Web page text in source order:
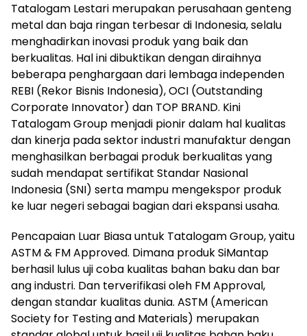
Tatalogam Lestari merupakan perusahaan genteng
metal dan baja ringan terbesar di Indonesia, selalu
menghadirkan inovasi produk yang baik dan
berkualitas. Hal ini dibuktikan dengan diraihnya
beberapa penghargaan dari lembaga independen
REBI (Rekor Bisnis Indonesia), OCI (Outstanding
Corporate Innovator) dan TOP BRAND. Kini
Tatalogam Group menjadi pionir dalam hal kualitas
dan kinerja pada sektor industri manufaktur dengan
menghasilkan berbagai produk berkualitas yang
sudah mendapat sertifikat Standar Nasional
Indonesia (SNI) serta mampu mengekspor produk
ke luar negeri sebagai bagian dari ekspansi usaha.
Pencapaian Luar Biasa untuk Tatalogam Group, yaitu
ASTM & FM Approved. Dimana produk SiMantap
berhasil lulus uji coba kualitas bahan baku dan bar
ang industri. Dan terverifikasi oleh FM Approval,
dengan standar kualitas dunia. ASTM (American
Society for Testing and Materials) merupakan